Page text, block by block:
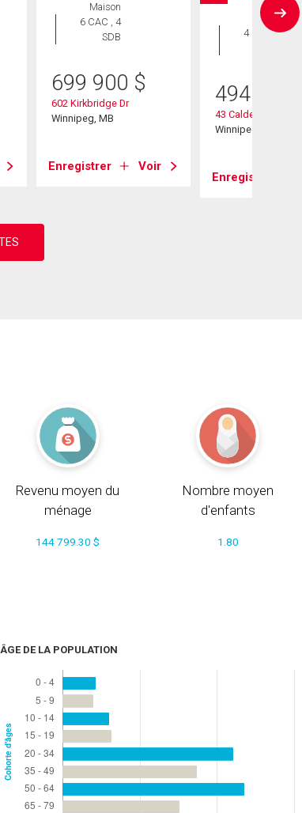
Maison
6 CAC , 4
SDB
699 900 $
602 Kirkbridge Dr
Winnipeg, MB
Enregistrer Voir
Maison
4 CAC , 3
494 900
43 Calder Bay
Winnipeg, MB
Enregistrer
Revenu moyen du
ménage
144 799.30 $
Nombre moyen
d'enfants
1.80
ÂGE DE LA POPULATION